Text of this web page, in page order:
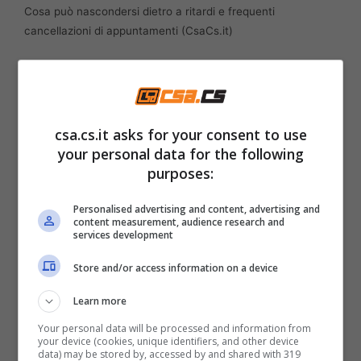
Cosa può nascondersi dietro a ritardi e frequenti
cancellazioni di appuntamenti (CsaCs.it)
perché questo accade: capire nel profondo
atteggiamenti
migliorare la comunicazione e le relazioni con
gli altri. Rinunciare a un appuntamento, in
definitiva, non va visto comemancanza di
interesse o impegno, ma ha dellecause
psicologiche
affrontate anche con
professionista, come uno psicologo ovvero
uno psicanalista.
csa.cs.it asks for your consent to use
your personal data for the following
purposes:
Personalised advertising and content, advertising and
content measurement, audience research and
services development
Store and/or access information on a device
Learn more
Your personal data will be processed and information from
your device (cookies, unique identifiers, and other device
data) may be stored by, accessed by and shared with 319